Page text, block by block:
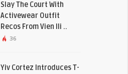
Slay The Court With
Activewear Outfit
Recos From Vien Ili ..
36
Yiv Cortez Introduces T-